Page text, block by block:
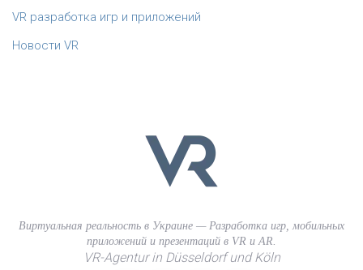
VR разработка игр и приложений
Новости VR
Виртуальная реальность в Украине — Разработка игр, мобильных
приложений и презентаций в VR и AR.
VR-Agentur in Düsseldorf und Köln